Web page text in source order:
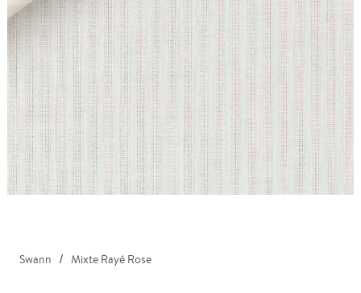
Swann Mixte Rayé Rose